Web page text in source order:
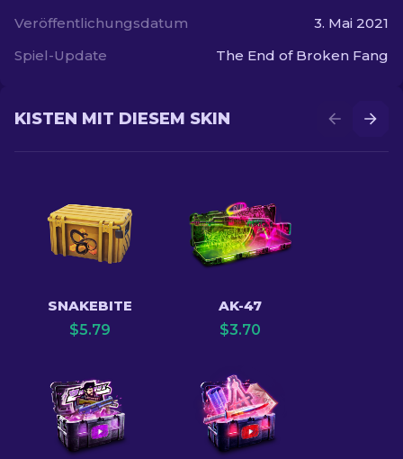
Veröffentlichungsdatum
3. Mai 2021
Spiel-Update
The End of Broken Fang
KISTEN MIT DIESEM SKIN
SNAKEBITE
$5.79
AK-47
$3.70